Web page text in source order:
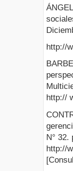
http://
http://
N° 32.
http://